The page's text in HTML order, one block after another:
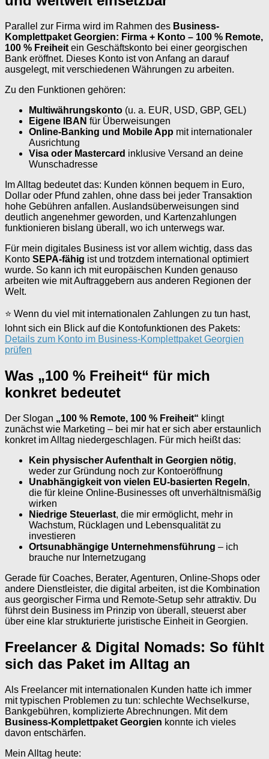
Parallel zur Firma wird im Rahmen des Business-
Komplettpaket Georgien: Firma + Konto – 100 % Remote,
100 % Freiheit ein Geschäftskonto bei einer georgischen
Bank eröffnet. Dieses Konto ist von Anfang an darauf
ausgelegt, mit verschiedenen Währungen zu arbeiten.
Zu den Funktionen gehören:
Multiwährungskonto (u. a. EUR, USD, GBP, GEL)
Eigene IBAN für Überweisungen
Online-Banking und Mobile App mit internationaler
Ausrichtung
Visa oder Mastercard inklusive Versand an deine
Wunschadresse
Im Alltag bedeutet das: Kunden können bequem in Euro,
Dollar oder Pfund zahlen, ohne dass bei jeder Transaktion
hohe Gebühren anfallen. Auslandsüberweisungen sind
deutlich angenehmer geworden, und Kartenzahlungen
funktionieren bislang überall, wo ich unterwegs war.
Für mein digitales Business ist vor allem wichtig, dass das
Konto SEPA-fähig ist und trotzdem international optimiert
wurde. So kann ich mit europäischen Kunden genauso
arbeiten wie mit Auftraggebern aus anderen Regionen der
Welt.
⭐ Wenn du viel mit internationalen Zahlungen zu tun hast,
lohnt sich ein Blick auf die Kontofunktionen des Pakets:
Details zum Konto im Business-Komplettpaket Georgien
prüfen
Was „100 % Freiheit“ für mich
konkret bedeutet
Der Slogan „100 % Remote, 100 % Freiheit“ klingt
zunächst wie Marketing – bei mir hat er sich aber erstaunlich
konkret im Alltag niedergeschlagen. Für mich heißt das:
Kein physischer Aufenthalt in Georgien nötig,
weder zur Gründung noch zur Kontoeröffnung
Unabhängigkeit von vielen EU-basierten Regeln,
die für kleine Online-Businesses oft unverhältnismäßig
wirken
Niedrige Steuerlast, die mir ermöglicht, mehr in
Wachstum, Rücklagen und Lebensqualität zu
investieren
Ortsunabhängige Unternehmensführung – ich
brauche nur Internetzugang
Gerade für Coaches, Berater, Agenturen, Online-Shops oder
andere Dienstleister, die digital arbeiten, ist die Kombination
aus georgischer Firma und Remote-Setup sehr attraktiv. Du
führst dein Business im Prinzip von überall, steuerst aber
über eine klar strukturierte juristische Einheit in Georgien.
Freelancer & Digital Nomads: So fühlt
sich das Paket im Alltag an
Als Freelancer mit internationalen Kunden hatte ich immer
mit typischen Problemen zu tun: schlechte Wechselkurse,
Bankgebühren, komplizierte Abrechnungen. Mit dem
Business-Komplettpaket Georgien konnte ich vieles
davon entschärfen.
Mein Alltag heute: